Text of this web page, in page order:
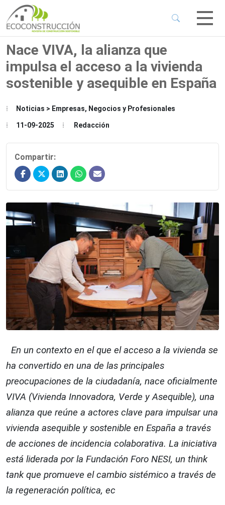
Menu
Menu
Nace VIVA, la alianza que
impulsa el acceso a la vivienda
sostenible y asequible en España
Noticias > Empresas, Negocios y Profesionales
11-09-2025 Redacción
Compartir:
En un contexto en el que el acceso a la vivienda se
ha convertido en una de las principales
preocupaciones de la ciudadanía, nace oficialmente
VIVA (Vivienda Innovadora, Verde y Asequible), una
alianza que reúne a actores clave para impulsar una
vivienda asequible y sostenible en España a través
de acciones de incidencia colaborativa. La iniciativa
está liderada por la Fundación Foro NESI, un think
tank que promueve el cambio sistémico a través de
la regeneración política, ec